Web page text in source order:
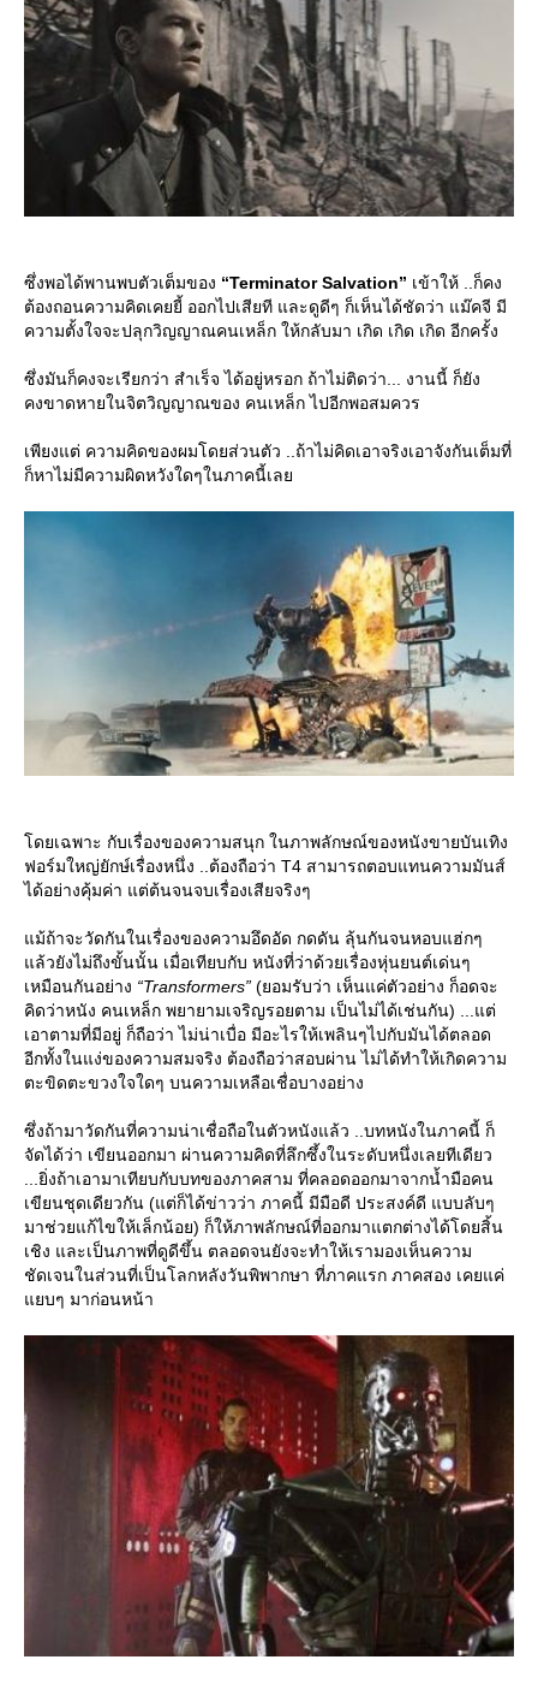
ซึ่งพอได้พานพบตัวเต็มของ “Terminator Salvation” เข้าให้ ..ก็คง
ต้องถอนความคิดเคยยี้ ออกไปเสียที และดูดีๆ ก็เห็นได้ชัดว่า แม๊คจี มี
ความตั้งใจจะปลุกวิญญาณคนเหล็ก ให้กลับมา เกิด เกิด เกิด อีกครั้ง
ซึ่งมันก็คงจะเรียกว่า สำเร็จ ได้อยู่หรอก ถ้าไม่ติดว่า... งานนี้ ก็ยัง
คงขาดหายในจิตวิญญาณของ คนเหล็ก ไปอีกพอสมควร
เพียงแต่ ความคิดของผมโดยส่วนตัว ..ถ้าไม่คิดเอาจริงเอาจังกันเต็มที่
ก็หาไม่มีความผิดหวังใดๆในภาคนี้เล
ดยเฉพาะ กับเรื่องของความสนุก ในภาพลักษณ์ของหนังขายบันเทิง
ฟอร์มใหญ่ยักษ์เรื่องหนึ่ง ..ต้องถือว่า T4 สามารถตอบแทนความมันส์
ได้อย่างคุ้มค่า แต่ต้นจนจบเรื่องเสียจริงๆ
ม้ถ้าจะวัดกันในเรื่องของความอึดอัด กดดัน ลุ้นกันจนหอบแฮ่กๆ
ล้วยังไม่ถึงขั้นนั้น เมื่อเทียบกับ หนังที่ว่าด้วยเรื่องหุ่นยนต์เด่นๆ
เหมือนกันอย่าง “Transformers” (ยอมรับว่า เห็นแค่ตัวอย่าง ก็อดจะ
คิดว่าหนัง คนเหล็ก พยายามเจริญรอยตาม เป็นไม่ได้เช่นกัน) ...แต่
เอาตามที่มีอยู่ ก็ถือว่า ไม่น่าเบื่อ มีอะไรให้เพลินๆไปกับมันได้ตลอด
อีกทั้งในแง่ของความสมจริง ต้องถือว่าสอบผ่าน ไม่ได้ทำให้เกิดความ
ตะขิดตะขวงใจใดๆ บนความเหลือเชื่อบางอย่าง
ซึ่งถ้ามาวัดกันที่ความน่าเชื่อถือในตัวหนังแล้ว ..บทหนังในภาคนี้ ก็
จัดได้ว่า เขียนออกมา ผ่านความคิดที่ลึกซึ้งในระดับหนึ่งเลยทีเดียว
...ยิ่งถ้าเอามาเทียบกับบทของภาคสาม ที่คลอดออกมาจากน้ำมือคน
เขียนชุดเดียวกัน (แต่ก็ได้ข่าวว่า ภาคนี้ มีมือดี ประสงค์ดี แบบลับๆ
มาช่วยแก้ไขให้เล็กน้อย) ก็ให้ภาพลักษณ์ที่ออกมาแตกต่างได้โดยสิ้น
เชิง และเป็นภาพที่ดูดีขึ้น ตลอดจนยังจะทำให้เรามองเห็นความ
ชัดเจนในส่วนที่เป็นโลกหลังวันพิพากษา ที่ภาคแรก ภาคสอง เคยแค่
บๆ มาก่อนหน้า